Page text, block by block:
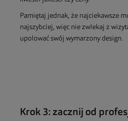
Pamiętaj jednak, że najciekawsze
najszybciej, więc nie zwlekaj z
upolować swój wymarzony design.
Krok 3: zacznij od